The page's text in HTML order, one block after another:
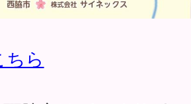
ちら